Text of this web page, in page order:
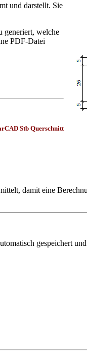
und darstellt. Sie
generiert, welche
PDF-Datei
damit eine
gespeichert